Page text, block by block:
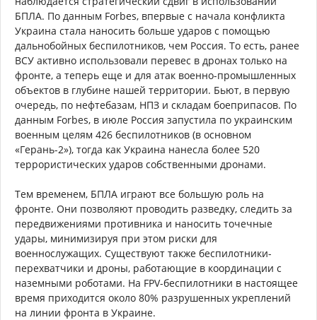
БПЛА. По данным Forbes, впервые с начала конфликта
Украина стала наносить больше ударов с помощью
дальнобойных беспилотников, чем Россия. То есть, ранее
ВСУ активно использовали перевес в дронах только на
фронте, а теперь еще и для атак военно-промышленных
объектов в глубине нашей территории. Бьют, в первую
очередь, по нефтебазам, НПЗ и складам боеприпасов. По
данным Forbes, в июле Россия запустила по украинским
военным целям 426 беспилотников (в основном
«Герань-2»), тогда как Украина нанесла более 520
террористических ударов собственными дронами.
Тем временем, БПЛА играют все большую роль на
фронте. Они позволяют проводить разведку, следить за
передвижениями противника и наносить точечные
удары, минимизируя при этом риски для
военнослужащих. Существуют также беспилотники-
перехватчики и дроны, работающие в координации с
наземными роботами. На FPV-беспилотники в настоящее
время приходится около 80% разрушенных укреплений
на линии фронта в Украине.